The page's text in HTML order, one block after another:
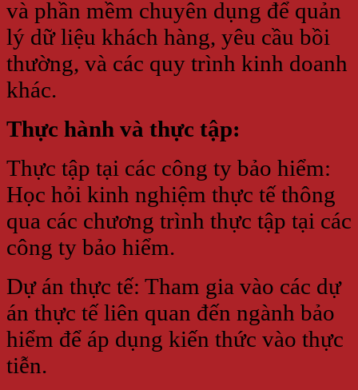
và phần mềm chuyên dụng để quản
lý dữ liệu khách hàng, yêu cầu bồi
thường, và các quy trình kinh doanh
khác.
Thực hành và thực tập:
Thực tập tại các công ty bảo hiểm:
Học hỏi kinh nghiệm thực tế thông
qua các chương trình thực tập tại các
công ty bảo hiểm.
Dự án thực tế: Tham gia vào các dự
án thực tế liên quan đến ngành bảo
hiểm để áp dụng kiến thức vào thực
tiễn.